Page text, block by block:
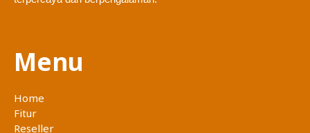
Menu
Home
Fitur
Reseller